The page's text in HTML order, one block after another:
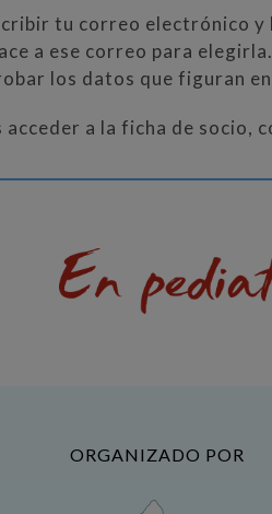
tu correo electrónico y
a ese correo para
los datos que figuran
acceder a la ficha de
ORGANIZADO POR